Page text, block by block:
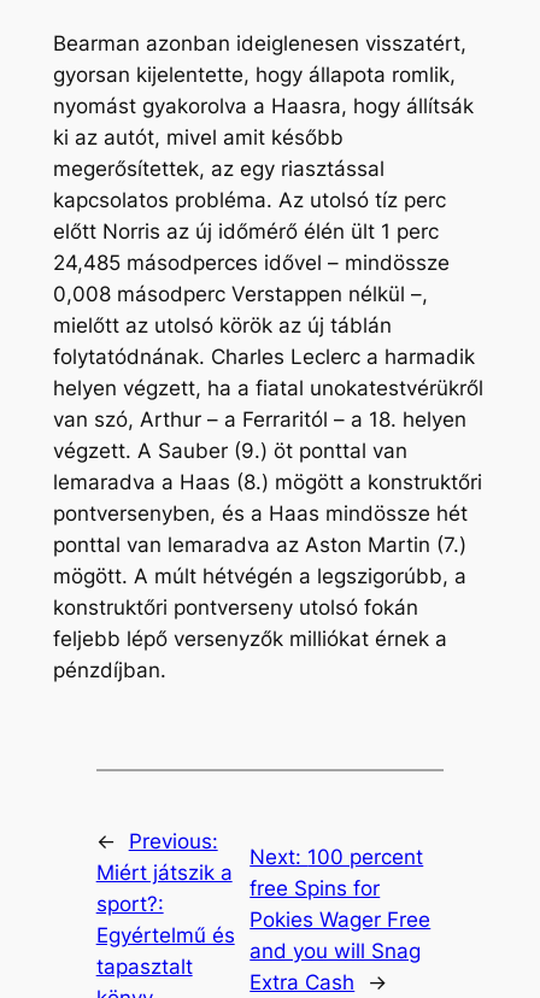
Bearman azonban ideiglenesen visszatért,
gyorsan kijelentette, hogy állapota romlik,
nyomást gyakorolva a Haasra, hogy állítsák
ki az autót, mivel amit később
megerősítettek, az egy riasztással
kapcsolatos probléma. Az utolsó tíz perc
előtt Norris az új időmérő élén ült 1 perc
24,485 másodperces idővel – mindössze
0,008 másodperc Verstappen nélkül –,
mielőtt az utolsó körök az új táblán
folytatódnának. Charles Leclerc a harmadik
helyen végzett, ha a fiatal unokatestvérükről
van szó, Arthur – a Ferraritól – a 18. helyen
végzett. A Sauber (9.) öt ponttal van
lemaradva a Haas (8.) mögött a konstruktőri
pontversenyben, és a Haas mindössze hét
ponttal van lemaradva az Aston Martin (7.)
mögött. A múlt hétvégén a legszigorúbb, a
konstruktőri pontverseny utolsó fokán
feljebb lépő versenyzők milliókat érnek a
pénzdíjban.
←
Previous:
Miért játszik a
sport?:
Egyértelmű és
tapasztalt
Next: 100 percent
free Spins for
Pokies Wager Free
and you will Snag
Extra Cash
→